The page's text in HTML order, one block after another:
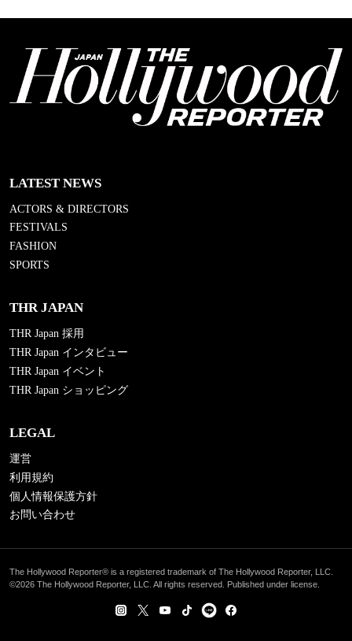
LATEST NEWS
ACTORS & DIRECTORS
FESTIVALS
FASHION
SPORTS
THR JAPAN
THR Japan 採用
THR Japan インタビュー
THR Japan イベント
THR Japan ショッピング
LEGAL
運営
利用規約
個人情報保護方針
お問い合わせ
The Hollywood Reporter® is a registered trademark of The Hollywood Reporter, LLC.
©2026 The Hollywood Reporter, LLC. All rights reserved. Published under license.